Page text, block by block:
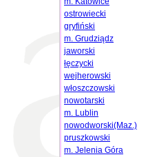
ostrowiecki
gryfiński
m. Grudziądz
jaworski
łęczycki
wejherowski
włoszczowski
nowotarski
m. Lublin
nowodworski(Maz.)
pruszkowski
m. Jelenia Góra